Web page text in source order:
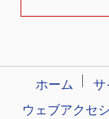
ホーム サ
ウェブアクセ